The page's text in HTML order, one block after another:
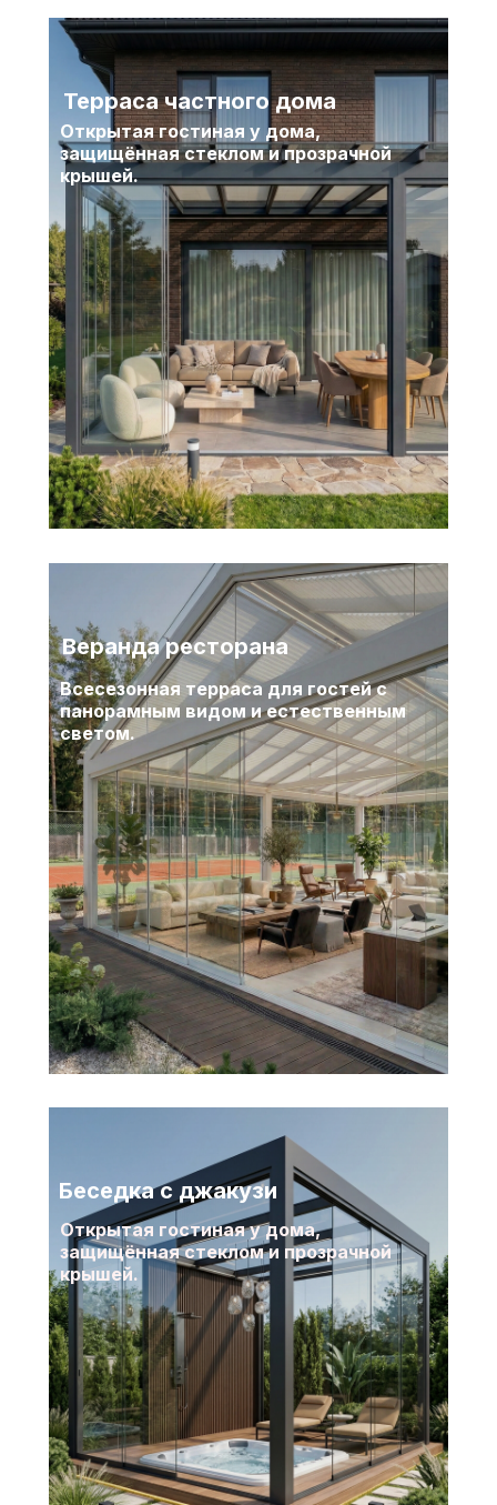
Терраса частного дома
Веранда ресторана
Всесезонная терраса для гостей с
панорамным видом и естественным
светом.
Открытая гостиная у дома,
защищённая стеклом и прозрачной
крышей.
Беседка с джакузи
Открытая гостиная у дома,
защищённая стеклом и прозрачной
крышей.